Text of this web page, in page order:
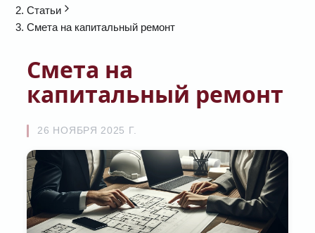
Статьи
Смета на капитальный ремонт
Смета на
капитальный ремонт
26 НОЯБРЯ 2025 Г.